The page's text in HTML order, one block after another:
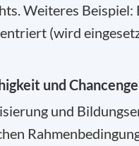
Weiteres
(wird
und
und